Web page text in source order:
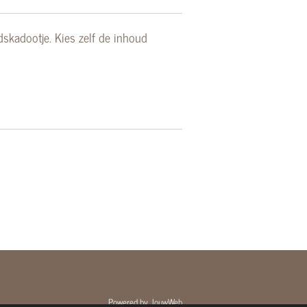
Kies zelf de inhoud
Powered byJouwWeb